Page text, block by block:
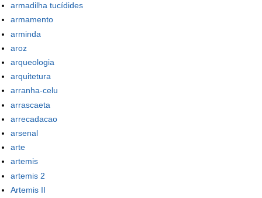
armadilha tucídides
armamento
arminda
aroz
arqueologia
arquitetura
arranha-celu
arrascaeta
arrecadacao
arsenal
arte
artemis
artemis 2
Artemis II